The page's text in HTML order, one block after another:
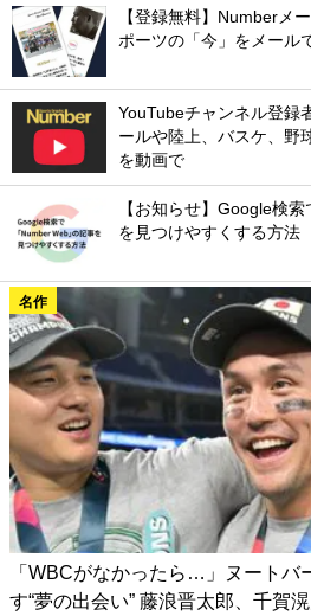
【登録無料】Numberメ
ポーツの「今」をメール
YouTubeチャンネル登録
ールや陸上、バスケ、野
を動画で
【お知らせ】Google検
を見つけやすくする方法
名作
「WBCがなかったら…」ヌートバ
す“夢の出会い” 藤浪晋太郎、千賀